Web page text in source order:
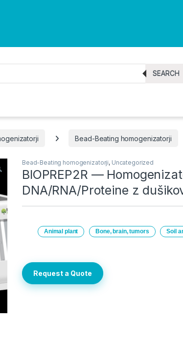
SEARCH
Bead-Beating homogenizatorji
Bead-Beating homogenizatorji, Uncategorized
BIOPREP2R —
DNA/RNA/Proteine z
Animal plant Bone, brain, tumors Soil
Request a Quote